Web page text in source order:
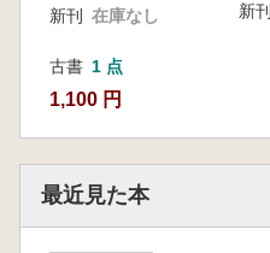
新刊 在庫なし
古書 1 点
1,100 円
新刊
最近見た本